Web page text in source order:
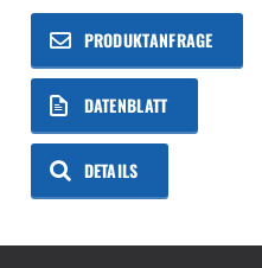
PRODUKTANFRAGE
DATENBLATT
DETAILS